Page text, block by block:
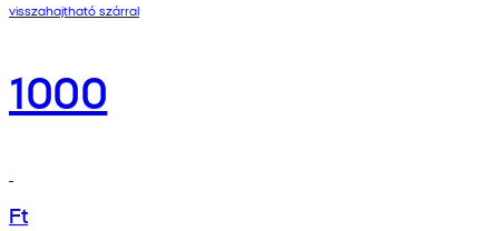
visszahajtható szárral
1000
Ft